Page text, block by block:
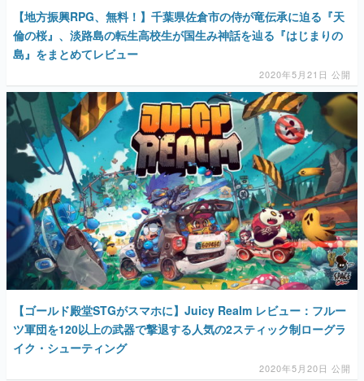
【地方振興RPG、無料！】千葉県佐倉市の侍が竜伝承に迫る『天
倫の桜』、淡路島の転生高校生が国生み神話を辿る『はじまりの
島』をまとめてレビュー
2020年5月21日 公開
【ゴールド殿堂STGがスマホに】Juicy Realm レビュー：フルー
ツ軍団を120以上の武器で撃退する人気の2スティック制ローグラ
イク・シューティング
2020年5月20日 公開